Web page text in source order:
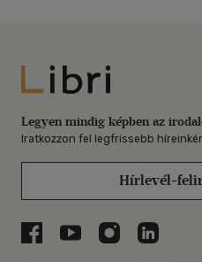
Libri
Legyen mindig képben az
Iratkozzon fel legfrissebb
Hírlevél-
Libri a Facebookon
Libri a Youtube-on
Libri azLibri a